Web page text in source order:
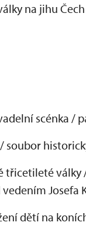
na jihu
scénka /
soubor
třicetileté
Josefa
dětí na